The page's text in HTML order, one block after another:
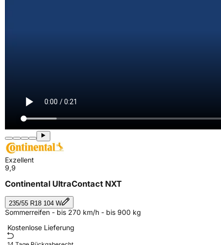
Exzellent
9,9
Continental UltraContact NXT
235/55 R18 104 W
Sommerreifen - bis 270 km/h - bis 900 kg
Kostenlose Lieferung